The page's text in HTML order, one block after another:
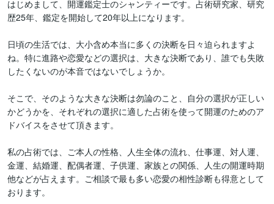
はじめまして、開運鑑定士のシャンティーです。占術研究家、研究
歴25年、鑑定を開始して20年以上になります。
日頃の生活では、大小含め本当に多くの決断を日々迫られますよ
ね。特に進路や恋愛などの選択は、大きな決断であり、誰でも失敗
したくないのが本音ではないでしょうか。
そこで、そのような大きな決断は勿論のこと、自分の選択が正しい
かどうかを、それぞれの選択に適した占術を使って開運のためのア
ドバイスをさせて頂きます。
私の占術では、ご本人の性格、人生全体の流れ、仕事運、対人運、
金運、結婚運、配偶者運、子供運、家族との関係、人生の開運時期
他などが占えます。ご相談で最も多い恋愛の相性診断も得意として
おります。